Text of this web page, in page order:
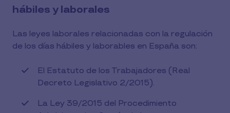
hábiles y laborales
Las leyes laborales relacionadas con la regulación
de los días hábiles y laborables en España son:
El Estatuto de los Trabajadores (Real
Decreto Legislativo 2/2015).
La Ley 39/2015 del Procedimiento